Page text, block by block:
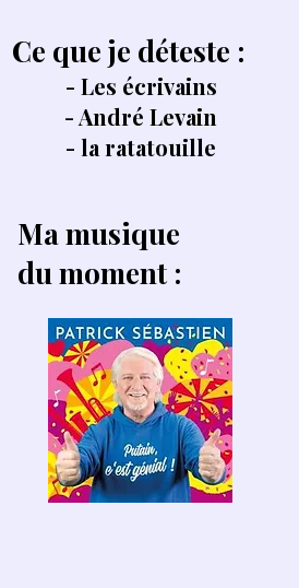
Ce que je déteste :
- Les écrivains
- André Levain
- la ratatouille
Ma musique
du moment :